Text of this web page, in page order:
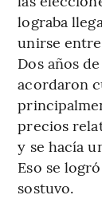
lograba
unirse
Dos años
acordaron
precios
y se hacía
Eso se
sostuvo.